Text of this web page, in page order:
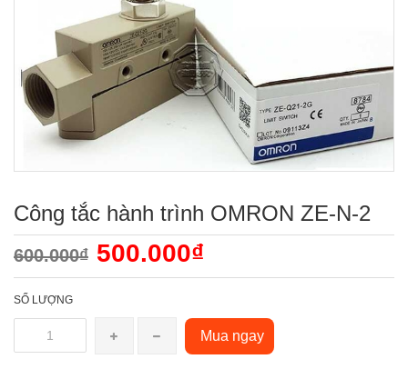
Công tắc hành trình OMRON ZE-N-2
600.000₫ 500.000₫
SỐ LƯỢNG
Mua ngay